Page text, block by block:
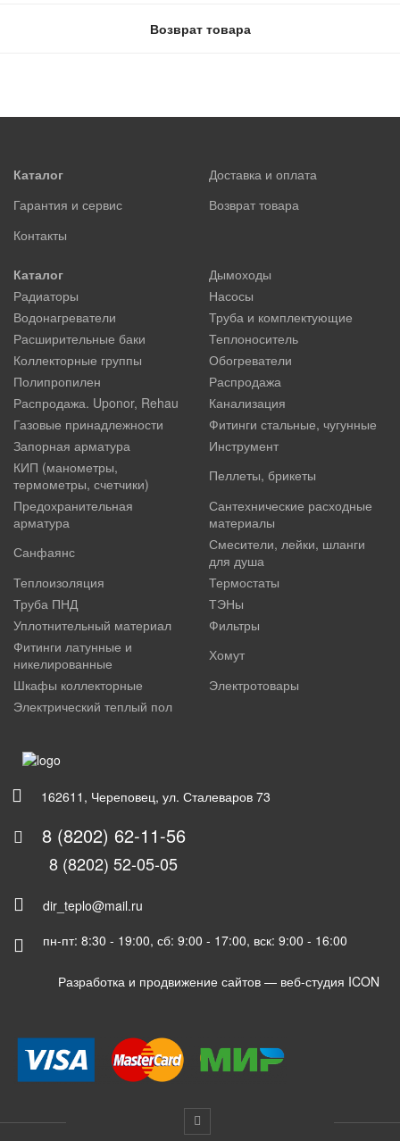
Возврат товара
Каталог
Доставка и оплата
Гарантия и сервис
Возврат товара
Контакты
Каталог
Дымоходы
Радиаторы
Насосы
Водонагреватели
Труба и комплектующие
Расширительные баки
Теплоноситель
Коллекторные группы
Обогреватели
Полипропилен
Распродажа
Распродажа. Uponor, Rehau
Канализация
Газовые принадлежности
Фитинги стальные, чугунные
Запорная арматура
Инструмент
КИП (манометры,
термометры, счетчики)
Пеллеты, брикеты
Предохранительная
арматура
Сантехнические расходные
материалы
Санфаянс
Смесители, лейки, шланги
для душа
Теплоизоляция
Термостаты
Труба ПНД
ТЭНы
Уплотнительный материал
Фильтры
Фитинги латунные и
никелированные
Хомут
Шкафы коллекторные
Электротовары
Электрический теплый пол
162611, Череповец, ул. Сталеваров 73
8 (8202) 62-11-56
8 (8202) 52-05-05
dir_teplo@mail.ru
пн-пт: 8:30 - 19:00, сб: 9:00 - 17:00, вск: 9:00 - 16:00
Разработка и продвижение сайтов — веб-студия ICON